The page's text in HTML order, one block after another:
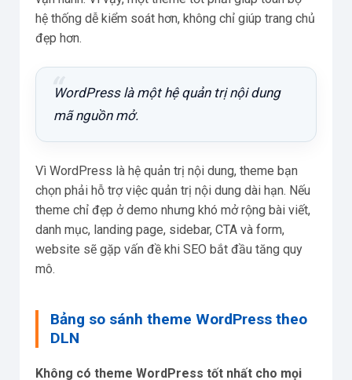
hệ thống dễ kiểm soát hơn, không chỉ giúp trang chủ
đẹp hơn.
WordPress là một hệ quản trị nội dung
mã nguồn mở.
Vì WordPress là hệ quản trị nội dung, theme bạn
chọn phải hỗ trợ việc quản trị nội dung dài hạn. Nếu
theme chỉ đẹp ở demo nhưng khó mở rộng bài viết,
danh mục, landing page, sidebar, CTA và form,
website sẽ gặp vấn đề khi SEO bắt đầu tăng quy
mô.
Bảng so sánh theme WordPress theo
DLN
Không có theme WordPress tốt nhất cho mọi